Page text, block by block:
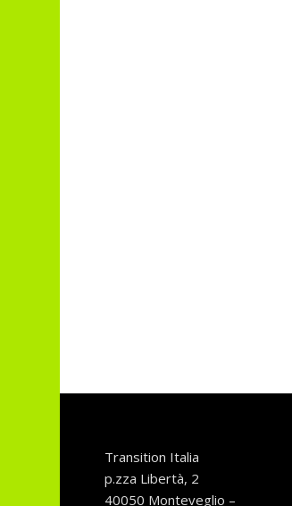
Transition Italia
p.zza Libertà, 2
40050 Monteveglio –